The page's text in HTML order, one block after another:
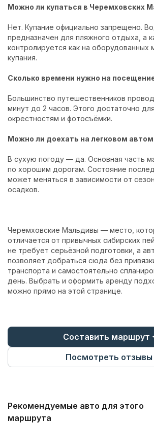
Можно ли купаться в Черемховских
Нет. Купание официально запрещено.
предназначен для пляжного отдыха, а
контролируется как на оборудованных
купания.
Сколько времени нужно на
Большинство путешественников
минут до 2 часов. Этого достаточно
окрестностям и фотосъёмки.
Можно ли доехать на легковом
В сухую погоду — да. Основная часть
по хорошим дорогам. Состояние
может меняться в зависимости от
осадков.
Черемховские Мальдивы — место,
отличается от привычных сибирских
не требует серьёзной подготовки, а
позволяет добраться сюда без
транспорта и самостоятельно
день. Выбрать и оформить аренду
можно прямо на этой странице.
Составить маршрут
Посмотреть отзывы
Рекомендуемые авто для этого
маршрута